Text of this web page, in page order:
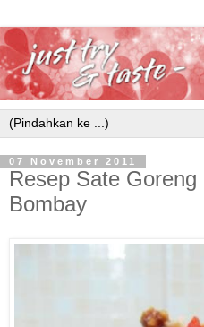
07 November 2011
Resep Sate
Bombay